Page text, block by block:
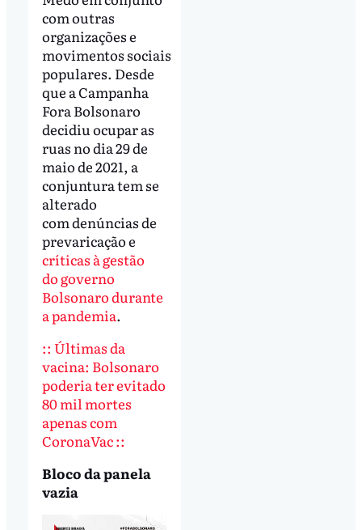
com outras
organizações e
movimentos sociais
populares. Desde
que a Campanha
Fora Bolsonaro
decidiu ocupar as
ruas no dia 29 de
maio de 2021, a
conjuntura tem se
alterado
com denúncias de
prevaricação e
críticas à gestão
do governo
Bolsonaro durante
a pandemia.
:: Últimas da
vacina: Bolsonaro
poderia ter evitado
80 mil mortes
apenas com
CoronaVac ::
Bloco da panela
vazia